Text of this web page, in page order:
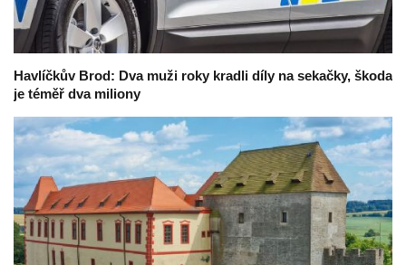
Havlíčkův Brod: Dva muži roky kradli díly na sekačky, škoda
je téměř dva miliony